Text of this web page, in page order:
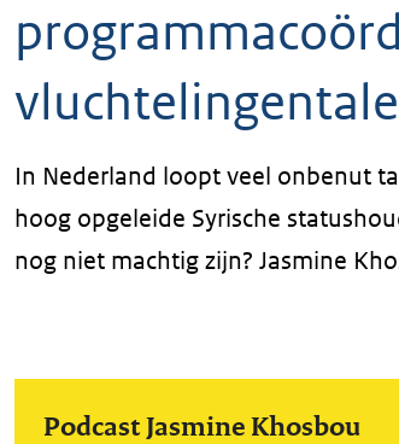
In Nederland loopt veel onbenut
hoog opgeleide Syrische
nog niet machtig zijn? Jasmine
Podcast Jasmine Khosbou